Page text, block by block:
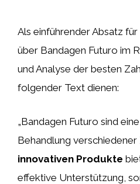
Als einführender Absatz
über Bandagen Futuro im
und Analyse der besten
folgender Text dienen:
„Bandagen Futuro sind
Behandlung
innovativen Produkte
effektive Unterstützung,